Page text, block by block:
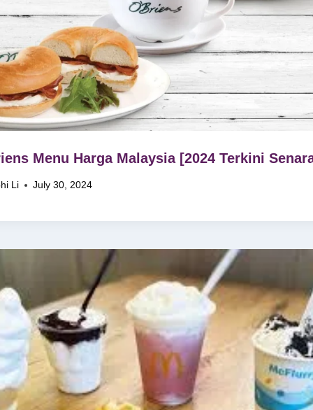
Menu Harga Malaysia [2024 Terkini
Li July 30, 2024